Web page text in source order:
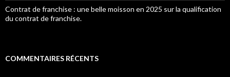
Contrat de franchise : une belle moisson en 2025 sur la qualification
du contrat de franchise.
COMMENTAIRES RÉCENTS